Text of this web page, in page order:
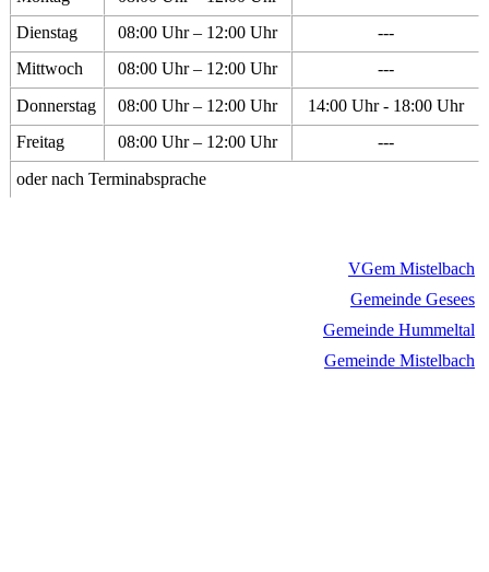
Dienstag
08:00 Uhr – 12:00 Uhr
---
Mittwoch
08:00 Uhr – 12:00 Uhr
---
Donnerstag
08:00 Uhr – 12:00 Uhr
14:00 Uhr - 18:00 Uhr
Freitag
08:00 Uhr – 12:00 Uhr
---
oder nach Terminabsprache
VGem Mistelbach
Gemeinde Gesees
Gemeinde Hummeltal
Gemeinde Mistelbach